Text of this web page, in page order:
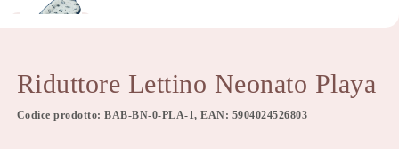
Riduttore Lettino Neonato Playa
Codice prodotto: BAB-BN-0-PLA-1, EAN: 5904024526803